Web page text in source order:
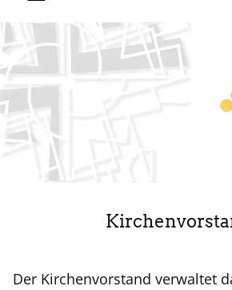
Der Kirchenvorstand verwaltet